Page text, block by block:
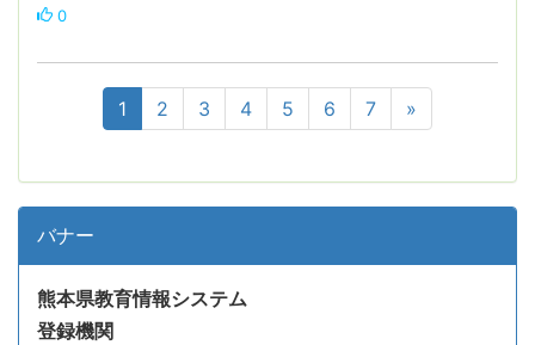
0
1 2 3 4 5 6 7 »
バナー
熊本県教育情報システム
登録機関